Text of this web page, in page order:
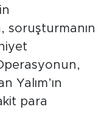
soruşturmanın
Yalım’ın